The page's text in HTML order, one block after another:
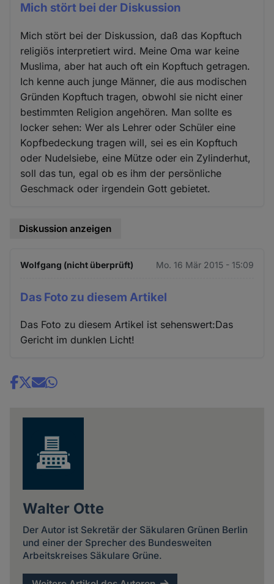
Mich stört bei der Diskussion
Mich stört bei der Diskussion, daß das Kopftuch
religiös interpretiert wird. Meine Oma war keine
Muslima, aber hat auch oft ein Kopftuch getragen.
Ich kenne auch junge Männer, die aus modischen
Gründen Kopftuch tragen, obwohl sie nicht einer
bestimmten Religion angehören. Man sollte es
locker sehen: Wer als Lehrer oder Schüler eine
Kopfbedeckung tragen will, sei es ein Kopftuch
oder Nudelsiebe, eine Mütze oder ein Zylinderhut,
soll das tun, egal ob es ihm der persönliche
Geschmack oder irgendein Gott gebietet.
Diskussion anzeigen
Wolfgang (nicht überprüft) Mo. 16 Mär 2015 - 15:09
Das Foto zu diesem Artikel
Das Foto zu diesem Artikel ist sehenswert:Das
Gericht im dunklen Licht!
Share
Walter Otte
Der Autor ist Sekretär der Säkularen Grünen Berlin
und einer der Sprecher des Bundesweiten
Arbeitskreises Säkulare Grüne.